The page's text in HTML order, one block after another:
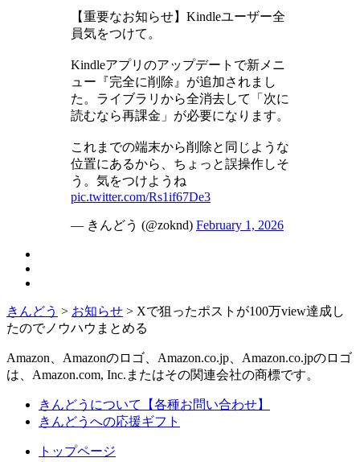
【重要なお知らせ】Kindleユーザー全
員気をつけて。
Kindleアプリのアップデートで新メニ
ュー『完全に削除』が追加されまし
た。ライブラリから全消去して「次に
読むなら再課金」が必要になります。
これまでの端末から削除と同じような
位置にあるから、ちょっと誤操作しそ
う。気をつけようね
pic.twitter.com/Rs1if67De3
— きんどう (@zoknd) February 1, 2026
きんどう > お知らせ > Xで狙ったポストが100万view達成し
たのでノウハウまとめる
Amazon、Amazonのロゴ、Amazon.co.jp、Amazon.co.jpのロゴ
は、Amazon.com, Inc.またはその関連会社の商標です。
きんどうについて【各種お問い合わせ】
きんどうへの応援ギフト
トップページ